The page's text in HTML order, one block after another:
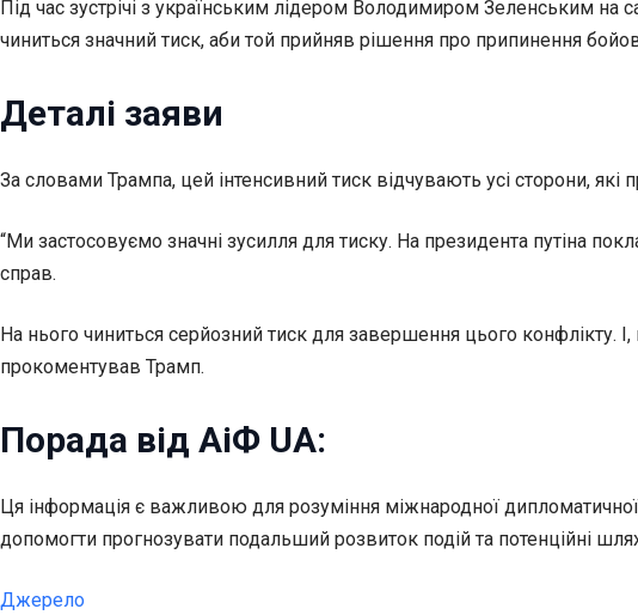
Під час зустрічі з українським лідером Володимиром Зеленським
чиниться значний тиск, аби той прийняв рішення про припинення
Деталі заяви
За словами Трампа, цей інтенсивний тиск відчувають усі сторони,
“Ми застосовуємо значні зусилля для тиску. На президента путіна
справ.
На нього чиниться серйозний тиск для завершення цього конфлікту.
прокоментував Трамп.
Порада від АіФ UA:
Ця інформація є важливою для розуміння міжнародної
допомогти прогнозувати подальший розвиток подій та потенційні
Джерело